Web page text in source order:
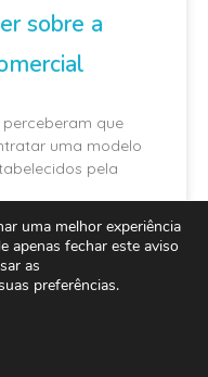
sobre a
que
uma modelo
pela
uma melhor experiência
apenas fechar este aviso
as
preferências.